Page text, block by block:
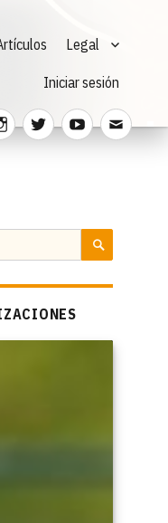
Instagram
TwitterYoutubeCorreo
Legal
Iniciar sesión